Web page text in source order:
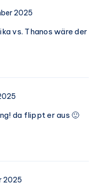
2025
vs. Thanos wäre der
da flippt er aus 🙂
2025